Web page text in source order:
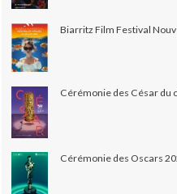
Biarritz Film Festival
Cérémonie des César du
Cérémonie des Oscars